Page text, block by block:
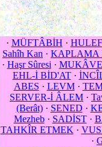
· MÜFTÂBİH ·
Sahîh Kan · KAPLAMA
· Haşr Sûresi ·
EHL-İ BİD'AT·
ABES · LEVM·
SERVER-İ ÂLEM ·
(Berât)· SENED ·
Mezheb· SADİST·
TAHKÎR ETMEK ·
·